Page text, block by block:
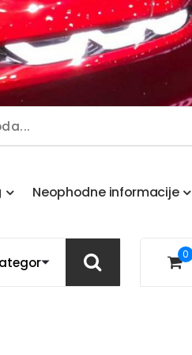
Neophodne informacije
0